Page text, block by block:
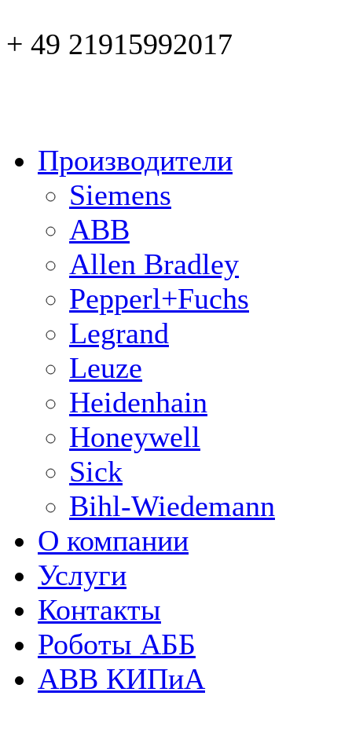
+ 49 21915992017
Производители
Siemens
ABB
Allen Bradley
Pepperl+Fuchs
Legrand
Leuze
Heidenhain
Honeywell
Sick
Bihl-Wiedemann
О компании
Услуги
Контакты
Роботы АББ
ABB КИПиА